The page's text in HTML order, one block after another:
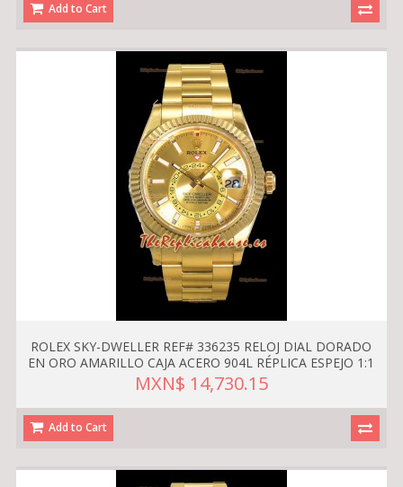
Add to Cart
ROLEX SKY-DWELLER REF# 336235 RELOJ DIAL DORADO
EN ORO AMARILLO CAJA ACERO 904L RÉPLICA ESPEJO 1:1
MXN$ 14,730.15
Add to Cart